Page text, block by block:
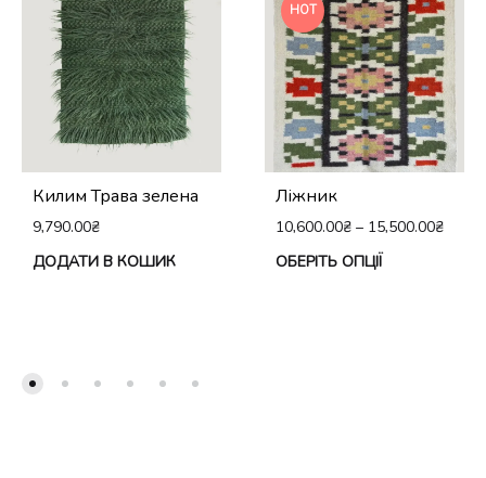
Килим Трава зелена
9,790.00₴
ДОДАТИ В КОШИК
HOT
Ліжник
10,600.00₴ – 15,500.00₴
ОБЕРІТЬ ОПЦІЇ